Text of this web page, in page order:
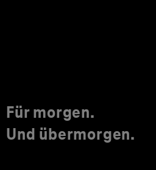
Für morgen.
Und übermorgen.